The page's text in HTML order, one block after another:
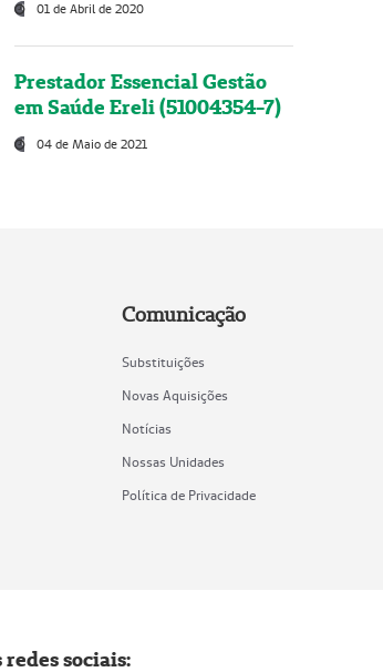
01 de Abril de 2020
Prestador Essencial Gestão
em Saúde Ereli (51004354-7)
04 de Maio de 2021
Comunicação
Substituições
Novas Aquisições
Notícias
Nossas Unidades
Política de Privacidade
redes sociais: